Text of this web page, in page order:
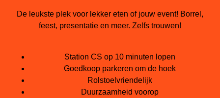
De leukste plek voor lekker eten of jouw event! Borrel,
feest, presentatie en meer. Zelfs trouwen!
Station CS op 10 minuten lopen
Goedkoop parkeren om de hoek
Rolstoelvriendelijk
Duurzaamheid voorop